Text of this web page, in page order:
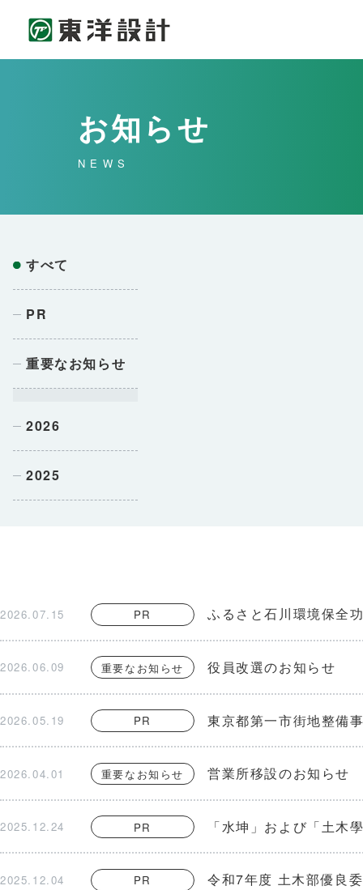
お知らせ
NEWS
すべて
PR
重要なお知らせ
2026
2025
2026.07.15 PR ふるさと石川環境保全
2026.06.09 重要なお知らせ 役員改選のお知らせ
2026.05.19 PR 東京都第一市街地整備
2026.04.01 重要なお知らせ 営業所移設のお知らせ
2025.12.24 PR 「水坤」および「土木
2025.12.04 PR 令和7年度 土木部優良